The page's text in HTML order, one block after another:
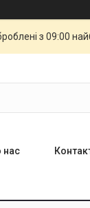
з 09:00
нас